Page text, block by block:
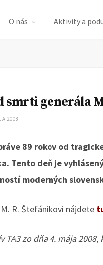
O nás Aktivity a
smrti generála
2008
89 rokov od
Tento deň je
moderných
R. Štefánikovi nájdete
TA3 zo dňa 4. mája